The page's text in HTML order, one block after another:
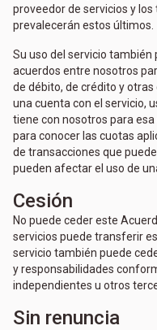
proveedor de servicios y
prevalecerán estos últimos.
Su uso del servicio
acuerdos entre nosotros
de débito, de crédito y
una cuenta con el servicio,
tiene con nosotros para
para conocer las cuotas
de transacciones que
pueden afectar el uso de
Cesión
No puede ceder este
servicios puede transferir
servicio también puede
y responsabilidades
independientes u otros
Sin renuncia